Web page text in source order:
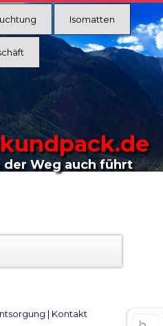
Isomatten
der Weg auch führt
| Kontakt